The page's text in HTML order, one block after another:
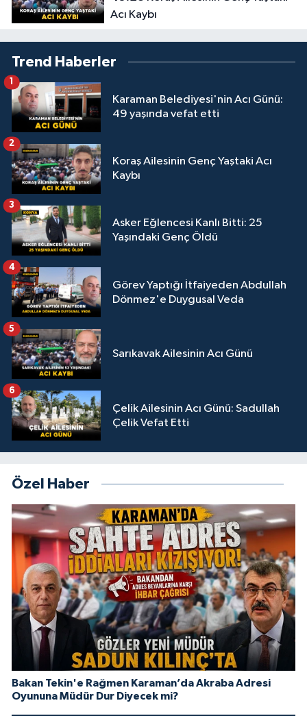
Acı Kaybı
Trend Haberler
Karaman Belediyesi'nin Acı Günü:
49 yaşında vefat etti
1
Koraş Ailesinin Genç Yaştaki Acı
Kaybı
2
Asker Eğlencesi Kanlı Bitti: 25
Yaşındaki Genç Öldü
3
Görev Yaptığı İtfaiyeden Abdullah
Dönmez'e Duygusal Veda
4
Sarıkavak Ailesinin Acı Günü
5
Çelik Ailesinin Acı Günü: Sadullah
Çelik Vefat Etti
6
Özel Haber
Bakan Tekin'e Rağmen Karaman’da Akraba Adresi
Oyununa Müdür Dur Diyecek mi?